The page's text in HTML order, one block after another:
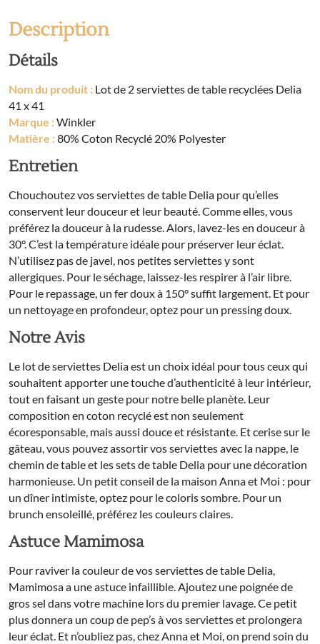
Delia
41
x
41
Description
Détails
Nom du produit : Lot de 2 serviettes de table recyclées Delia
41 x 41
Marque :Winkler
Matière :80% Coton Recyclé 20% Polyester
Entretien
Chouchoutez vos serviettes de table Delia pour qu’elles
conservent leur douceur et leur beauté. Comme elles, vous
préférez la douceur à la rudesse. Alors, lavez-les en douceur à
30°. C’est la température idéale pour préserver leur éclat.
N’utilisez pas de javel, nos petites serviettes y sont
allergiques. Pour le séchage, laissez-les respirer à l’air libre.
Pour le repassage, un fer doux à 150° suffit largement. Et pour
un nettoyage en profondeur, optez pour un pressing doux.
Notre Avis
Le lot de serviettes Delia est un choix idéal pour tous ceux qui
souhaitent apporter une touche d’authenticité à leur intérieur,
tout en faisant un geste pour notre belle planète. Leur
composition en coton recyclé est non seulement
écoresponsable, mais aussi douce et résistante. Et cerise sur le
gâteau, vous pouvez assortir vos serviettes avec la nappe, le
chemin de table et les sets de table Delia pour une décoration
harmonieuse. Un petit conseil de la maison Anna et Moi : pour
un dîner intimiste, optez pour le coloris sombre. Pour un
brunch ensoleillé, préférez les couleurs claires.
Astuce Mamimosa
Pour raviver la couleur de vos serviettes de table Delia,
Mamimosa a une astuce infaillible. Ajoutez une poignée de
gros sel dans votre machine lors du premier lavage. Ce petit
plus donnera un coup de pep’s à vos serviettes et prolongera
leur éclat. Et n’oubliez pas, chez Anna et Moi, on prend soin du